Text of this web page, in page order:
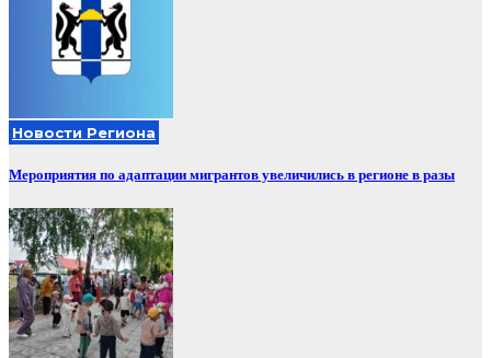
Новости Региона
Мероприятия по адаптации мигрантов увеличились в регионе в разы